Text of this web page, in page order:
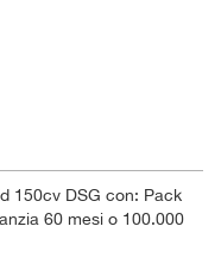
150cv DSG con: Pack
60 mesi o 100.000